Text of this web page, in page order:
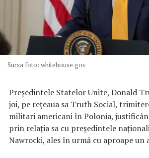
Sursa foto: whitehouse.gov
Preşedintele Statelor Unite, Donald
joi, pe reţeaua sa Truth Social,
militari americani în Polonia,
prin relaţia sa cu preşedintele
Nawrocki, ales în urmă cu aproape un